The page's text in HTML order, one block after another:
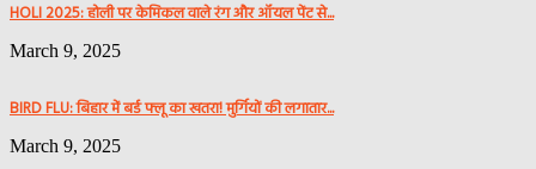
HOLI 2025: होली पर केमिकल वाले रंग और ऑयल पेंट से...
March 9, 2025
BIRD FLU: बिहार में बर्ड फ्लू का खतरा! मुर्गियों की लगातार...
March 9, 2025